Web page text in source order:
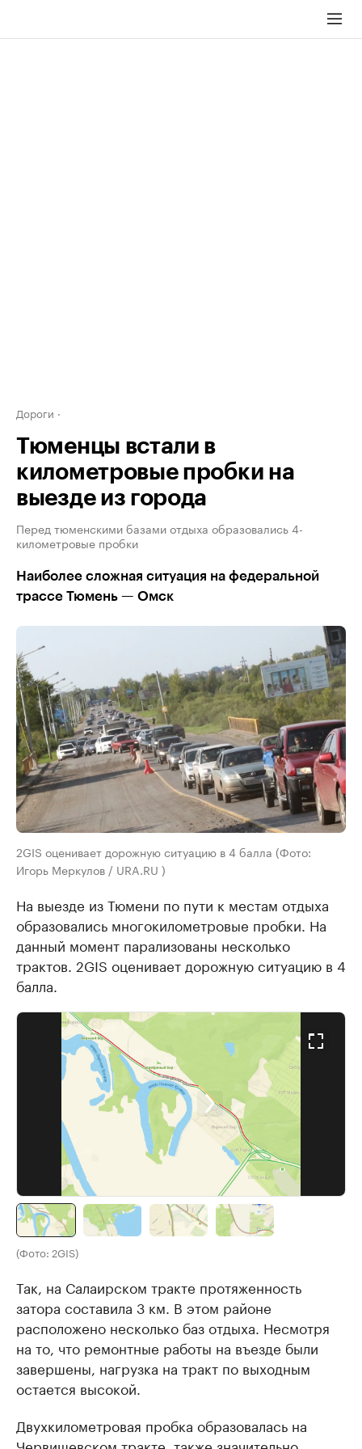
Дороги
Тюменцы встали в
километровые пробки на
выезде из города
Перед тюменскими базами отдыха образовались 4-
километровые пробки
Наиболее сложная ситуация на федеральной
трассе Тюмень — Омск
2GIS оценивает дорожную ситуацию в 4 балла (Фото:
Игорь Меркулов / URA.RU )
На выезде из Тюмени по пути к местам отдыха
образовались многокилометровые пробки. На
данный момент парализованы несколько
трактов. 2GIS оценивает дорожную ситуацию в 4
балла.
(Фото: 2GIS)
Так, на Салаирском тракте протяженность
затора составила 3 км. В этом районе
расположено несколько баз отдыха. Несмотря
на то, что ремонтные работы на въезде были
завершены, нагрузка на тракт по выходным
остается высокой.
Двухкилометровая пробка образовалась на